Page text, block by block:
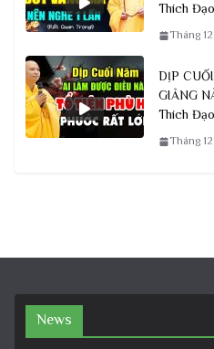
Thích
Tháng
DỊP
GIẢNG
Thích
Tháng
News